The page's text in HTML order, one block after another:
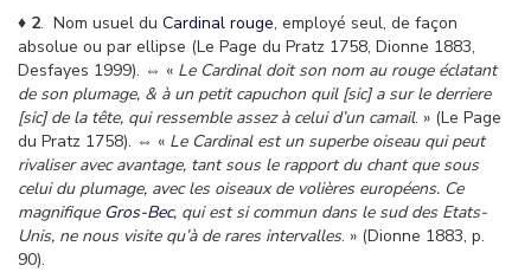
♦ 2. Nom usuel du Cardinal rouge, employé seul, de façon
absolue ou par ellipse (Le Page du Pratz 1758, Dionne 1883,
Desfayes 1999). ⇔ « Le Cardinal doit son nom au rouge éclatant
de son plumage, & à un petit capuchon quil [sic] a sur le derriere
[sic] de la tête, qui ressemble assez à celui d’un camail. » (Le Page
du Pratz 1758). ⇔ « Le Cardinal est un superbe oiseau qui peut
rivaliser avec avantage, tant sous le rapport du chant que sous
celui du plumage, avec les oiseaux de volières européens. Ce
magnifique Gros-Bec, qui est si commun dans le sud des Etats-
Unis, ne nous visite qu’à de rares intervalles. » (Dionne 1883, p.
90).